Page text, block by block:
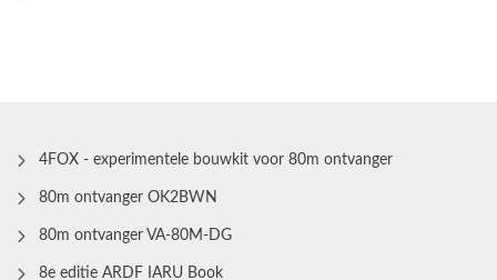
4FOX - experimentele bouwkit voor 80m ontvanger
80m ontvanger OK2BWN
80m ontvanger VA-80M-DG
8e editie ARDF IARU Book